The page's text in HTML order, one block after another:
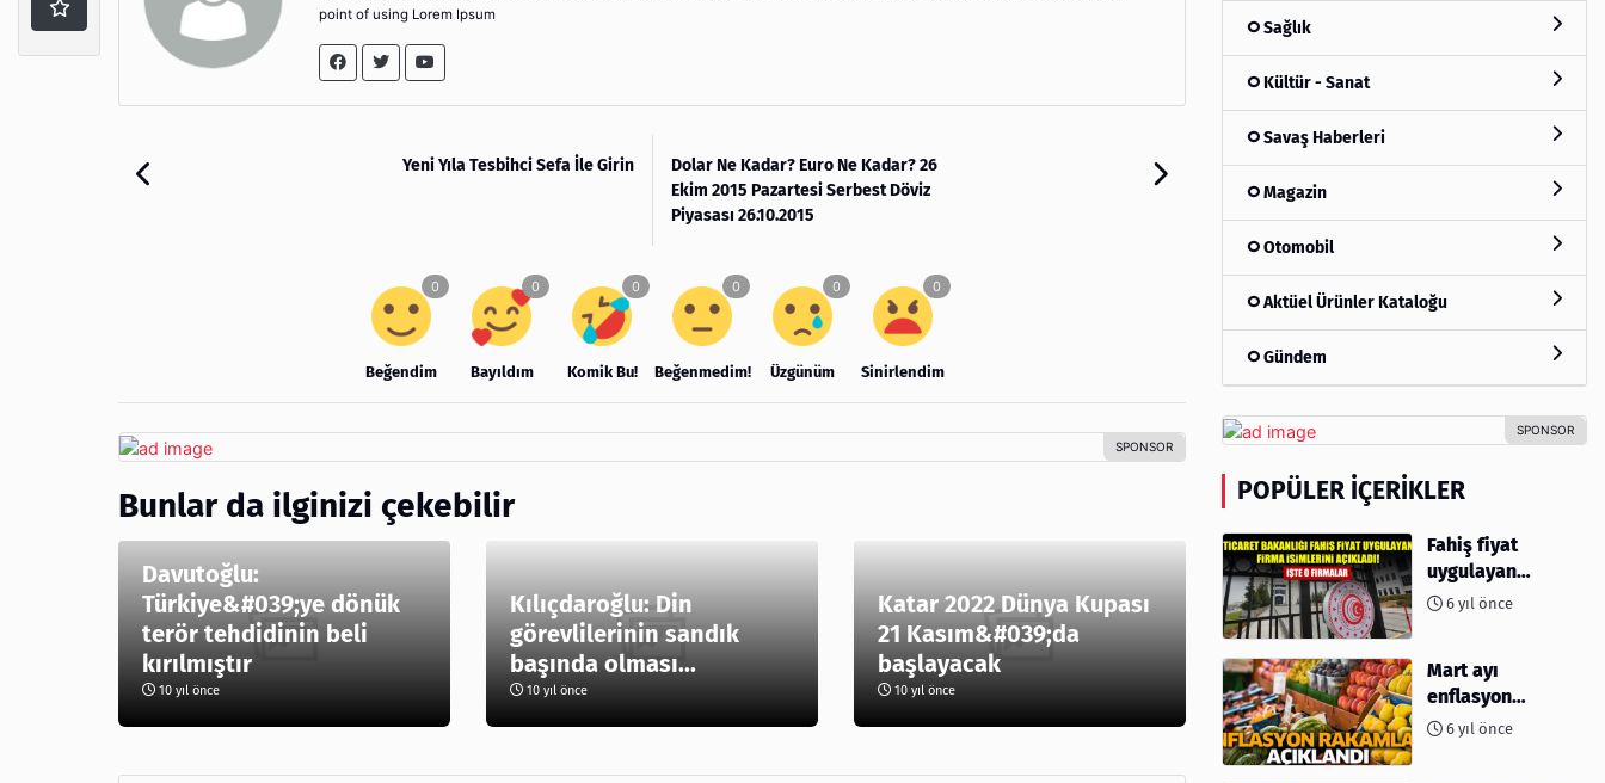
point of using Lorem Ipsum
Yeni Yıla Tesbihci Sefa İle Girin
Dolar Ne Kadar? Euro Ne Kadar? 26
Ekim 2015 Pazartesi Serbest Döviz
Piyasası 26.10.2015
Beğendim Bayıldım Komik Bu! Beğenmedim! Üzgünüm Sinirlendim
Bunlar da ilginizi çekebilir
Davutoğlu:
Türkiye&#039;ye dönük
terör tehdidinin beli
kırılmıştır
10 yıl önce
Kılıçdaroğlu: Din
görevlilerinin sandık
başında olması...
10 yıl önce
Katar 2022 Dünya Kupası
21 Kasım&#039;da
başlayacak
10 yıl önce
Sağlık
Kültür - Sanat
Savaş Haberleri
Magazin
Otomobil
Aktüel Ürünler Kataloğu
Gündem
POPÜLER İÇERIKLER
Fahiş fiyat
uygulayan
firmalar açıklandı
6 yıl önce
Mart ayı
enflasyon
rakamları
6 yıl önce